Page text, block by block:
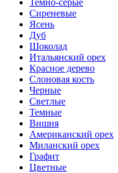
Темно-серые
Сиреневые
Ясень
Дуб
Шоколад
Итальянский орех
Красное дерево
Слоновая кость
Черные
Светлые
Темные
Вишня
Американский орех
Миланский орех
Графит
Цветные